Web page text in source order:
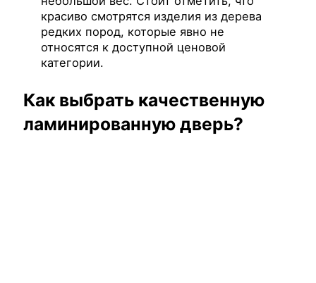
красиво смотрятся изделия из дерева
редких пород, которые явно не
относятся к доступной ценовой
категории.
Как выбрать качественную
ламинированную дверь?